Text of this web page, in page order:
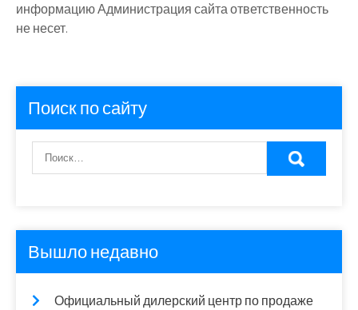
информацию Администрация сайта ответственность
не несет.
Поиск по сайту
Вышло недавно
Официальный дилерский центр по продаже